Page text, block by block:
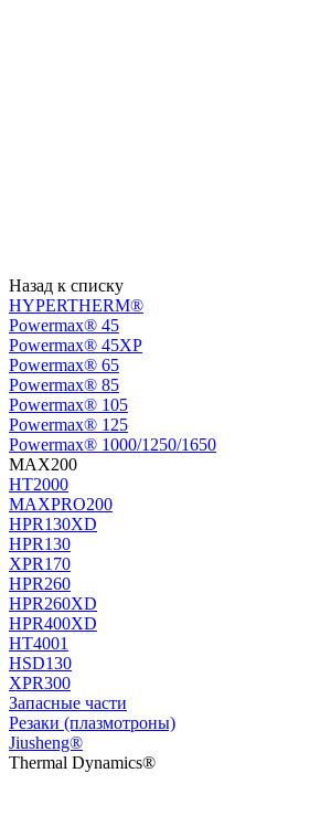
Назад к списку
HYPERTHERM®
Powermax® 45
Powermax® 45XP
Powermax® 65
Powermax® 85
Powermax® 105
Powermax® 125
Powermax® 1000/1250/1650
MAX200
HT2000
MAXPRO200
HPR130XD
HPR130
XPR170
HPR260
HPR260XD
HPR400XD
HT4001
HSD130
XPR300
Запасные части
Резаки (плазмотроны)
Jiusheng®
Thermal Dynamics®